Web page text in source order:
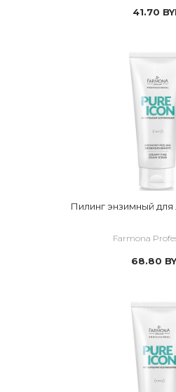
41.70
Пилинг энзимный для
Farmona
68.80